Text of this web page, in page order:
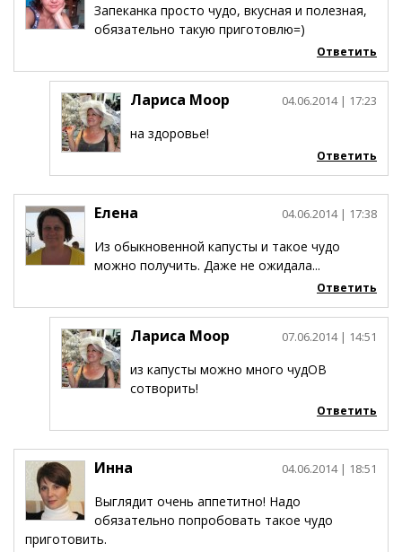
Запеканка просто чудо, вкусная и полезная,
обязательно такую приготовлю=)
Ответить
Лариса Моор 04.06.2014 | 17:23
на здоровье!
Ответить
Елена 04.06.2014 | 17:38
Из обыкновенной капусты и такое чудо
можно получить. Даже не ожидала...
Ответить
Лариса Моор 07.06.2014 | 14:51
из капусты можно много чудОВ
сотворить!
Ответить
Инна 04.06.2014 | 18:51
Выглядит очень аппетитно! Надо
обязательно попробовать такое чудо
приготовить.